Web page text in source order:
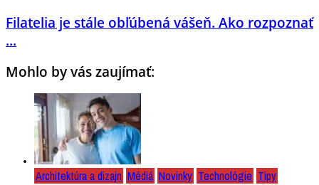
Filatelia je stále obľúbená vášeň. Ako rozpoznať
...
Mohlo by vás zaujímať:
Architektúra a dizajn Médiá Novinky Technológie Tipy